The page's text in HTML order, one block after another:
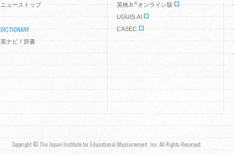
ニューストップ
DICTIONARY
英ナビ！辞書
英検Jr.®オンライン版
UGUIS.AI
CASEC
Copyright © The Japan Institute for Educational Measurement, Inc. All Rights Reserved.